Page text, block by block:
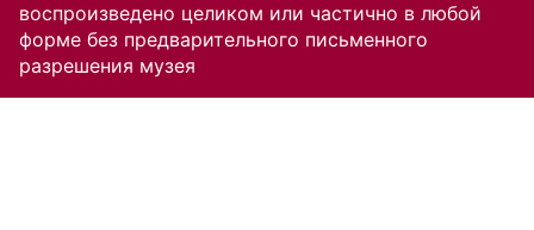
воспроизведено целиком или частично в любой
форме без предварительного письменного
разрешения музея